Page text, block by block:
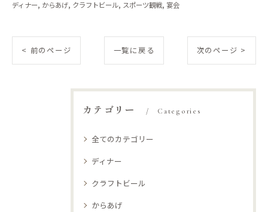
ディナー からあげ クラフトビール スポーツ観戦 宴会
< 前のページ 一覧に戻る 次のページ >
カテゴリー Categories
全てのカテゴリー
ディナー
クラフトビール
からあげ